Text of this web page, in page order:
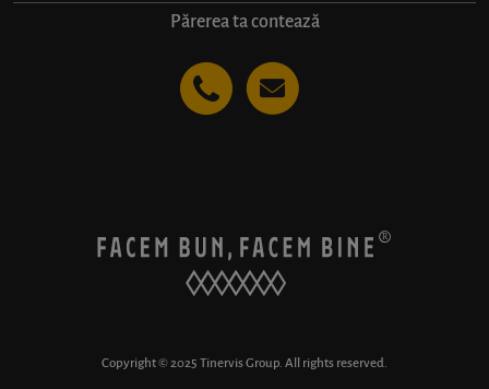
Părerea ta contează
Copyright © 2025 Tinervis Group. All rights reserved.